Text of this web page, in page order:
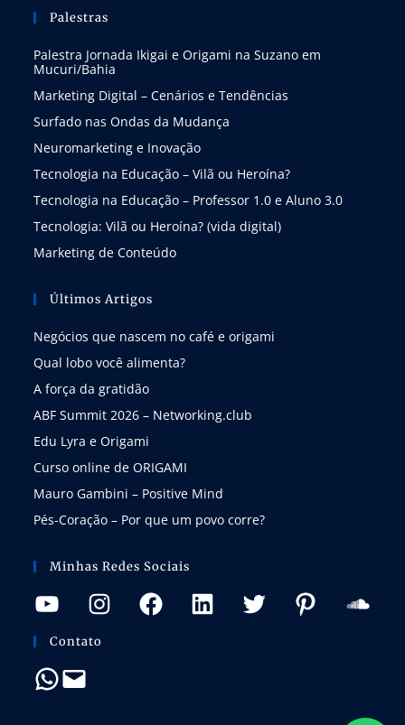
Palestras
Palestra Jornada Ikigai e Origami na Suzano em
Mucuri/Bahia
Marketing Digital – Cenários e Tendências
Surfado nas Ondas da Mudança
Neuromarketing e Inovação
Tecnologia na Educação – Vilã ou Heroína?
Tecnologia na Educação – Professor 1.0 e Aluno 3.0
Tecnologia: Vilã ou Heroína? (vida digital)
Marketing de Conteúdo
Últimos Artigos
Negócios que nascem no café e origami
Qual lobo você alimenta?
A força da gratidão
ABF Summit 2026 – Networking.club
Edu Lyra e Origami
Curso online de ORIGAMI
Mauro Gambini – Positive Mind
Pés-Coração – Por que um povo corre?
Minhas Redes Sociais
Contato